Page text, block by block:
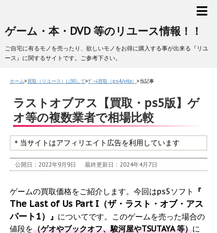
ゲーム・本・DVD 等のリユース情報！！
ご自宅に有るモノを売ったり、欲しいモノをお得に購入する事が出来る『リユ
ース』に関するサイトです。ご参考下さい。
ホーム>買取（リユース）に関して>ｹﾞｰﾑ買取（ps4/vita） >当記事
ラストオブアス【買取・ps5版】ゲ
オ等の複数業者で相場比較
＊当サイトはアフィリエイト広告を利用しています
公開日：2022年9月9日 最終更新日：2024年4月7日
ゲームの買取価格をご紹介します。今回はps5ソフト 『
The Last of Us Part I（ザ・ラスト・オブ・アス
パート1） 』 についてです。このゲームを売った場合の
値段を（ゲオやブックオフ、駿河屋やTSUTAYA 等）に